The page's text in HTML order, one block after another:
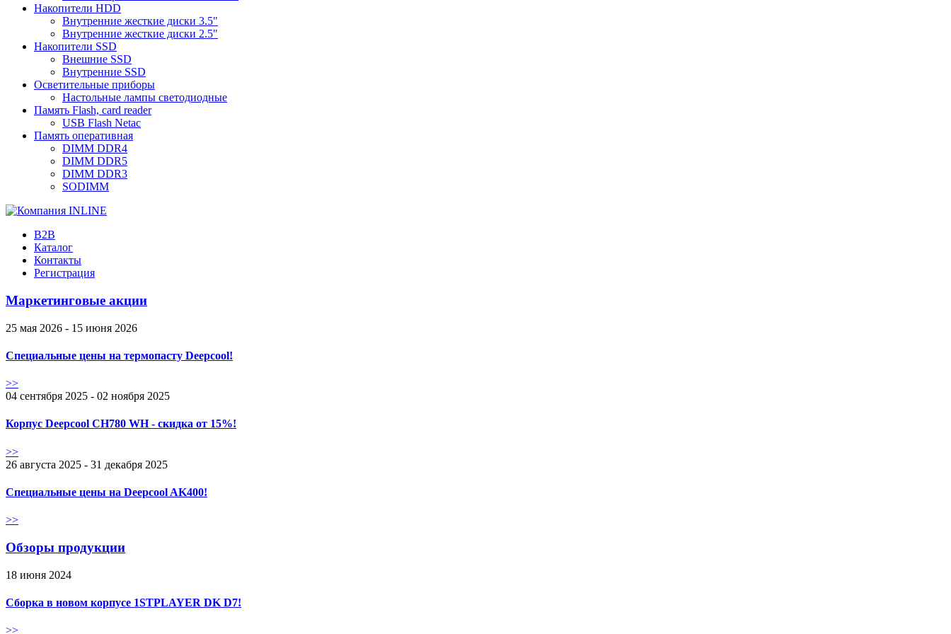
Накопители HDD
Внутренние жесткие диски 3.5"
Внутренние жесткие диски 2.5"
Накопители SSD
Внешние SSD
Внутренние SSD
Осветительные приборы
Настольные лампы светодиодные
Память Flash, card reader
USB Flash Netac
Память оперативная
DIMM DDR4
DIMM DDR5
DIMM DDR3
SODIMM
B2B
Каталог
Контакты
Регистрация
Маркетинговые акции
25 мая 2026 - 15 июня 2026
Специальные цены на термопасту Deepcool!
>>
04 сентября 2025 - 02 ноября 2025
Корпус Deepcool CH780 WH - скидка от 15%!
>>
26 августа 2025 - 31 декабря 2025
Специальные цены на Deepcool AK400!
>>
Обзоры продукции
18 июня 2024
Сборка в новом корпусе 1STPLAYER DK D7!
>>